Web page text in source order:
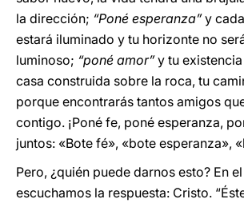
la dirección; “Poné esperanza”y
estará iluminado y tu horizonte no
luminoso; “poné amor”y tu
casa construida sobre la roca, tu
porque encontrarás tantos amigos
contigo. ¡Poné fe, poné esperanza,
juntos: «Bote fé», «bote esperanza»,
Pero, ¿quién puede darnos esto? En
escuchamos la respuesta: Cristo.